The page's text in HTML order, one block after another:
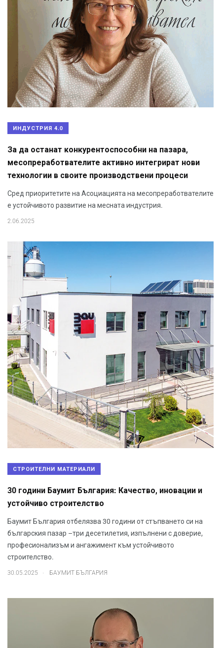
ИНДУСТРИЯ 4.0
За да останат конкурентоспособни на пазара,
месопреработвателите активно интегрират нови
технологии в своите производствени процеси
Сред приоритетите на Асоциацията на месопреработвателите
е устойчивото развитие на месната индустрия.
2.06.2025
СТРОИТЕЛНИ МАТЕРИАЛИ
30 години Баумит България: Качество, иновации и
устойчиво строителство
Баумит България отбелязва 30 години от стъпването си на
българския пазар –три десетилетия, изпълнени с доверие,
професионализъм и ангажимент към устойчивото
строителство.
30.05.2025 БАУМИТ БЪЛГАРИЯ